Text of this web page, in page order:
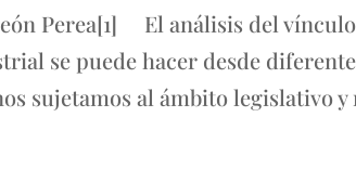
Perea[1] El análisis del
se puede hacer desde
sujetamos al ámbito legislativo